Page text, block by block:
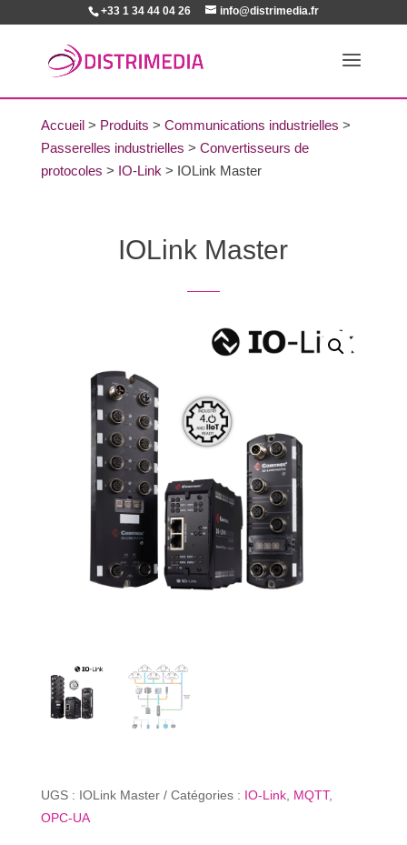
+33 1 34 44 04 26 info@distrimedia.fr
Accueil> Produits > Communications industrielles >
Passerelles industrielles > Convertisseurs de
protocoles > IO-Link > IOLink Master
IOLink Master
UGS : IOLink Master Catégories : IO-Link, MQTT,
OPC-UA